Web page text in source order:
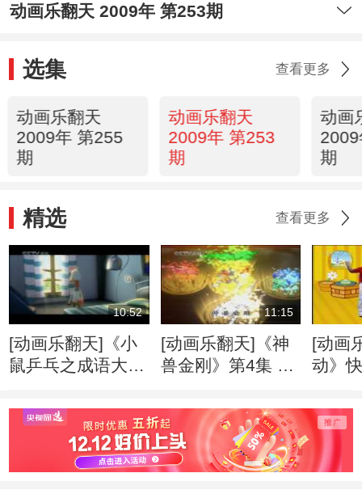
动画乐翻天 2009年 第253期
选集 查看更多
动画乐翻天
2009年 第255
期
动画乐翻天
2009年 第253
期
动画
期
精选 查看更多
10:52
[动画乐翻天]《小
鼠乒乓之成语大
一梦
11:15
[动画乐翻天]《神
兽金刚》第4集 长
[动画
动》